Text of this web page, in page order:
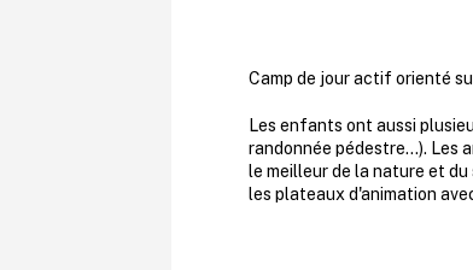
Camp de jour actif orienté
Les enfants ont aussi
randonnée pédestre...). Les
le meilleur de la nature et
les plateaux d'animation